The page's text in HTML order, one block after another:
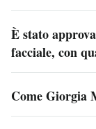
È stato
facciale, con
Come Giorgia